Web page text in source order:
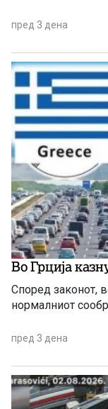
пред 3 дена
Во Грција
Според законот,
нормалниот
пред 3 дена